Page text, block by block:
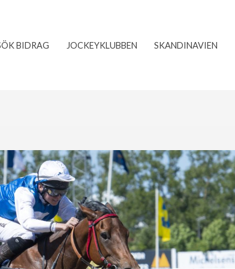
BIDRAG JOCKEYKLUBBEN SKANDINAVIEN